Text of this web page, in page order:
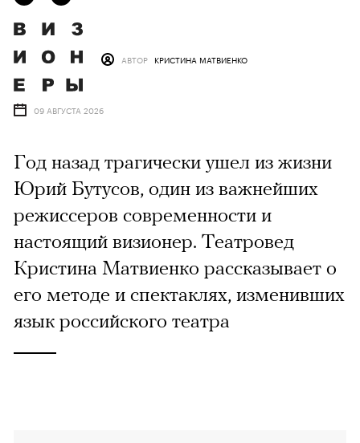
АВТОР КРИСТИНА МАТВИЕНКО
09 АВГУСТА 2026
Год назад трагически ушел из жизни
Юрий Бутусов, один из важнейших
режиссеров современности и
настоящий визионер. Театровед
Кристина Матвиенко рассказывает о
его методе и спектаклях, изменивших
язык российского театра